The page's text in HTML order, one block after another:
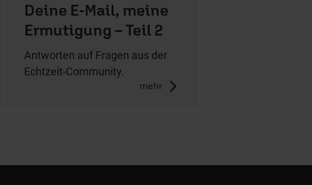
Deine E-Mail, meine
Ermutigung – Teil 2
Antworten auf Fragen aus der
Echtzeit-Community.
mehr